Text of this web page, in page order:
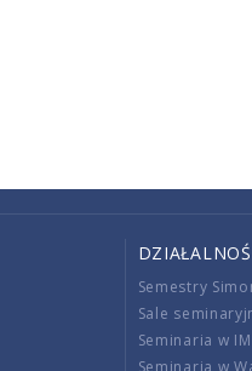
Semestry
Sale
Seminaria w
Seminaria w